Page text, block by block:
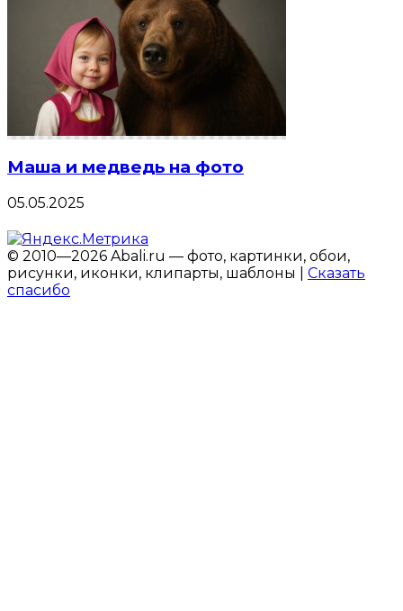
Маша и медведь на фото
05.05.2025
© 2010—2026 Abali.ru — фото, картинки, обои,
рисунки, иконки, клипарты, шаблоны | Сказать
спасибо